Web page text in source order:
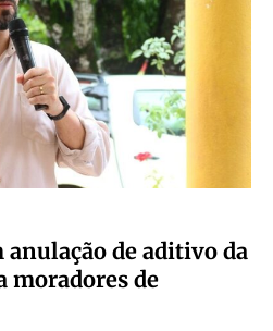
anulação de aditivo da
moradores de